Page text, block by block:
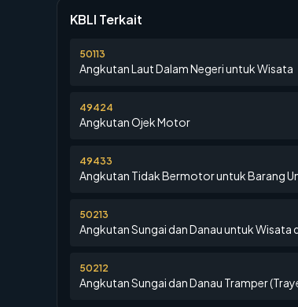
KBLI Terkait
50113
Angkutan Laut Dalam Negeri untuk Wisata
49424
Angkutan Ojek Motor
49433
Angkutan Tidak Bermotor untuk Barang
50213
Angkutan Sungai dan Danau untuk Wisata
50212
Angkutan Sungai dan Danau Tramper